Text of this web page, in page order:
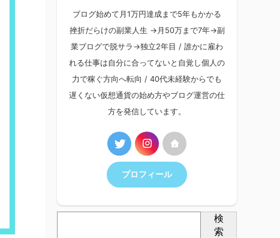
ブログ始めて月1万円達成まで5年もかかる
挫折だらけの副業人生 →月50万まで7年→副
業ブログで脱サラ→独立2年目 / 誰かに雇わ
れる仕事は自分に合ってないと自覚し個人の
力で稼ぐ方向へ転向 / 40代未経験からでも
遅くない仮想通貨の始め方やブログ運営の仕
方を発信しています。
プロフィール
検
索